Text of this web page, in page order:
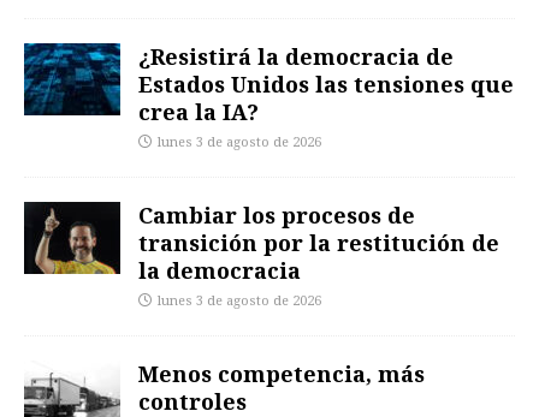
¿Resistirá la democracia de
Estados Unidos las tensiones que
crea la IA?
lunes 3 de agosto de 2026
Cambiar los procesos de
transición por la restitución de
la democracia
lunes 3 de agosto de 2026
Menos competencia, más
controles